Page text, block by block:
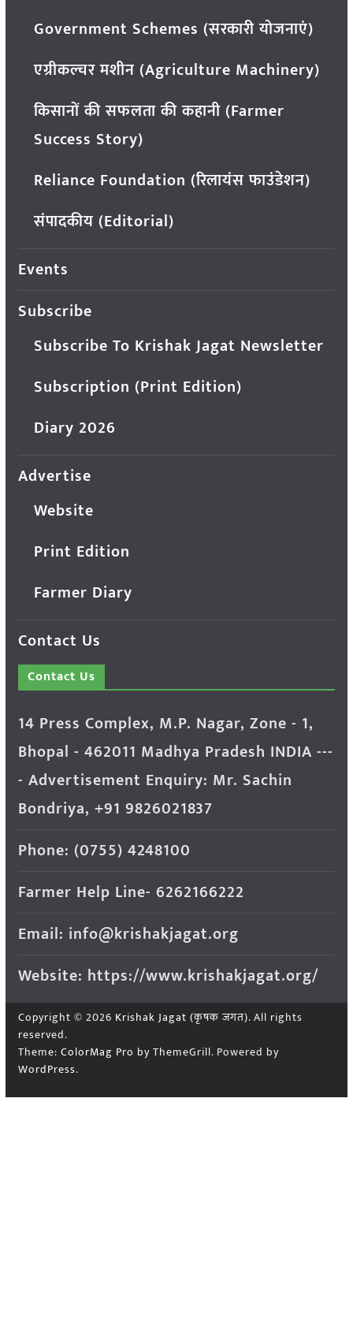
Government Schemes (सरकारी योजनाएं)
एग्रीकल्चर मशीन (Agriculture Machinery)
किसानों की सफलता की कहानी (Farmer
Success Story)
Reliance Foundation (रिलायंस फाउंडेशन)
संपादकीय (Editorial)
Events
Subscribe
Subscribe To Krishak Jagat Newsletter
Subscription (Print Edition)
Diary 2026
Advertise
Website
Print Edition
Farmer Diary
Contact Us
Contact Us
14 Press Complex, M.P. Nagar, Zone - 1,
Bhopal - 462011 Madhya Pradesh INDIA ---
- Advertisement Enquiry: Mr. Sachin
Bondriya, +91 9826021837
Phone: (0755) 4248100
Farmer Help Line- 6262166222
Email: info@krishakjagat.org
Website: https://www.krishakjagat.org/
Copyright © 2026 Krishak Jagat (कृषक जगत). All rights
reserved.
Theme: ColorMag Pro by ThemeGrill. Powered by
WordPress.